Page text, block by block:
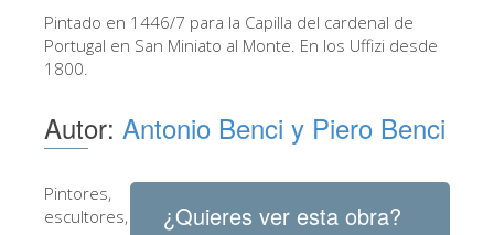
Las nuevas salas
Galería de la Academia
Galería Palatina
Capillas de los Medici
Pintado en 1446/7 para la Capilla del cardenal de
Portugal en San Miniato al Monte. En los Uffizi desde
1800.
Autor: Antonio Benci y Piero Benci
¿Quieres ver esta obra?
Pintores,
escultores,